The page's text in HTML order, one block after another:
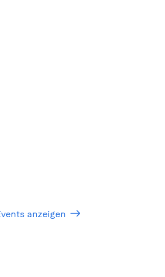
anzeigen